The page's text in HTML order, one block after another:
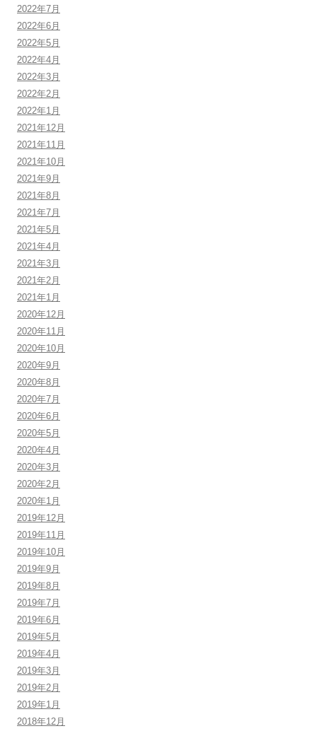
2022年7月
2022年6月
2022年5月
2022年4月
2022年3月
2022年2月
2022年1月
2021年12月
2021年11月
2021年10月
2021年9月
2021年8月
2021年7月
2021年5月
2021年4月
2021年3月
2021年2月
2021年1月
2020年12月
2020年11月
2020年10月
2020年9月
2020年8月
2020年7月
2020年6月
2020年5月
2020年4月
2020年3月
2020年2月
2020年1月
2019年12月
2019年11月
2019年10月
2019年9月
2019年8月
2019年7月
2019年6月
2019年5月
2019年4月
2019年3月
2019年2月
2019年1月
2018年12月